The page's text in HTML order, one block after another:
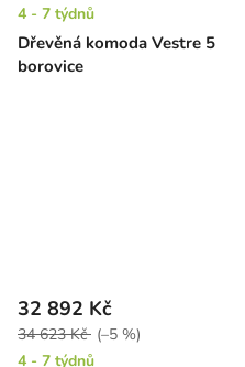
Dřevěná komoda Vestre 5
borovice
4 - 7 týdnů
32 892 Kč
34 623 Kč (–5 %)
4 - 7 týdnů